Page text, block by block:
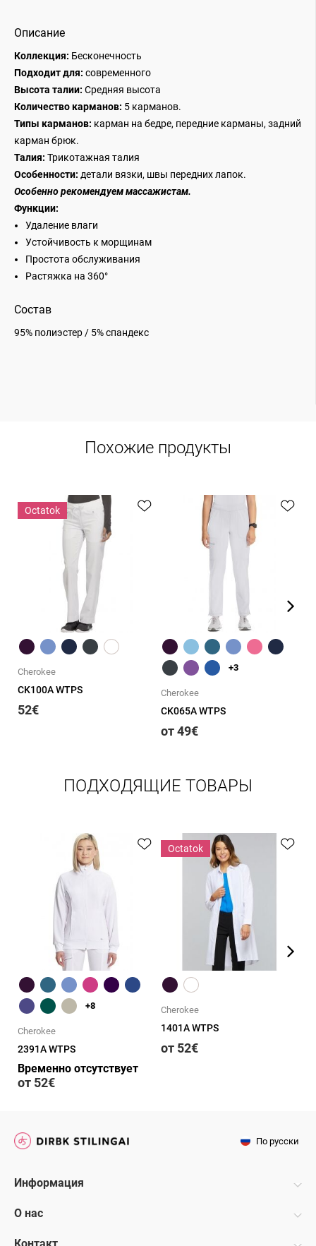
Описание
Коллекция: Бесконечность
Подходит для: современного
Высота талии: Средняя высота
Количество карманов: 5 карманов.
Типы карманов: карман на бедре, передние карманы, задний
карман брюк.
Талия: Трикотажная талия
Особенности: детали вязки, швы передних лапок.
Особенно рекомендуем массажистам.
Функции:
Удаление влаги
Устойчивость к морщинам
Простота обслуживания
Растяжка на 360°
Состав
95% полиэстер / 5% спандекс
Похожие продукты
Оctatok
Быстрый обзор
Cherokee
CK100A WTPS
52€
Быстрый обзор
+3
Cherokee
CK065A WTPS
от 49€
ПОДХОДЯЩИЕ ТОВАРЫ
Быстрый обзор
+8
Cherokee
2391A WTPS
Временно отсутствует
от 52€
Оctatok
Cherokee
1401A WTPS
от 52€
Информация
О нас
По русски